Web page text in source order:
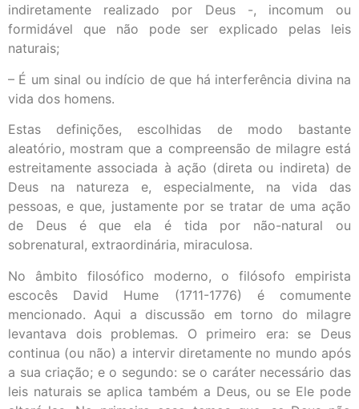
indiretamente realizado por Deus -, incomum ou
formidável que não pode ser explicado pelas leis
naturais;
– É um sinal ou indício de que há interferência divina na
vida dos homens.
Estas definições, escolhidas de modo bastante
aleatório, mostram que a compreensão de milagre está
estreitamente associada à ação (direta ou indireta) de
Deus na natureza e, especialmente, na vida das
pessoas, e que, justamente por se tratar de uma ação
de Deus é que ela é tida por não-natural ou
sobrenatural, extraordinária, miraculosa.
No âmbito filosófico moderno, o filósofo empirista
escocês David Hume (1711-1776) é comumente
mencionado. Aqui a discussão em torno do milagre
levantava dois problemas. O primeiro era: se Deus
continua (ou não) a intervir diretamente no mundo após
a sua criação; e o segundo: se o caráter necessário das
leis naturais se aplica também a Deus, ou se Ele pode